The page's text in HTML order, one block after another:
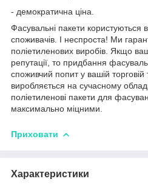
- демократична ціна.
Фасувальні пакети
споживачів. І неспроста! Ми
поліетиленових виробів. Якщо
репутації, то придбання
споживчий попит у вашій
виробляється на сучасному
поліетиленові пакети для
максимально міцними.
Приховати
Характеристики